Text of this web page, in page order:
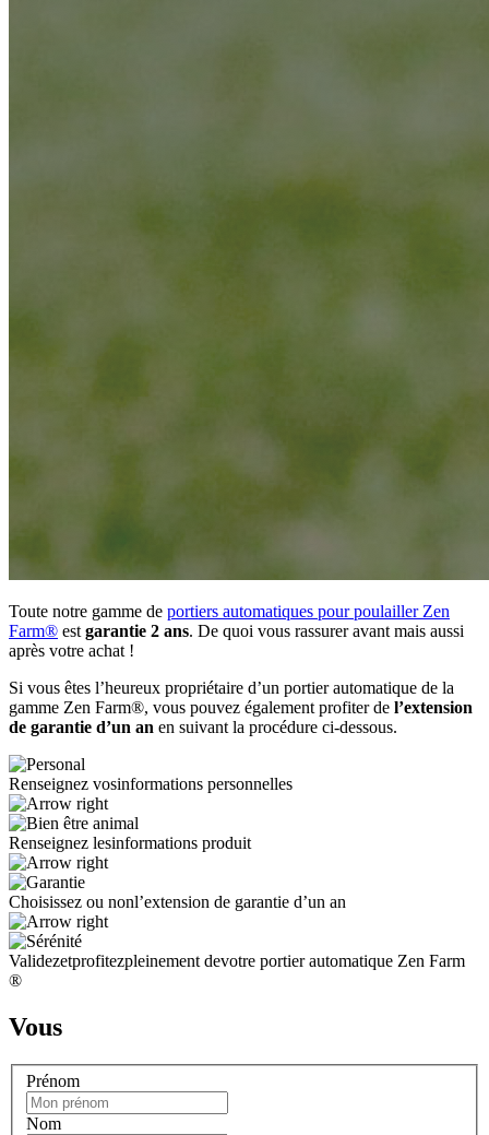
Toute notre gamme de portiers automatiques pour poulailler Zen
Farm® est garantie 2 ans. De quoi vous rassurer avant mais aussi
après votre achat !
Si vous êtes l’heureux propriétaire d’un portier automatique de la
gamme Zen Farm®, vous pouvez également profiter de l’extension
de garantie d’un an en suivant la procédure ci-dessous.
Renseignez vosinformations personnelles
Renseignez lesinformations produit
Choisissez ou nonl’extension de garantie d’un an
Validezetprofitezpleinement devotre portier automatique Zen Farm
®
Vous
Prénom
Nom